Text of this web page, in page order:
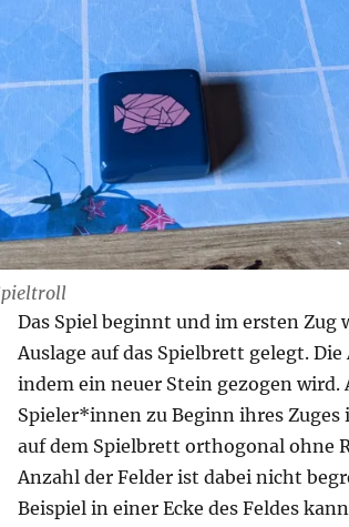
Das Spiel beginnt und im ersten Zug
Auslage auf das Spielbrett gelegt.
indem ein neuer Stein gezogen wird.
Spieler*innen zu Beginn ihres
auf dem Spielbrett orthogonal ohne
Anzahl der Felder ist dabei nicht
Beispiel in einer Ecke des Feldes